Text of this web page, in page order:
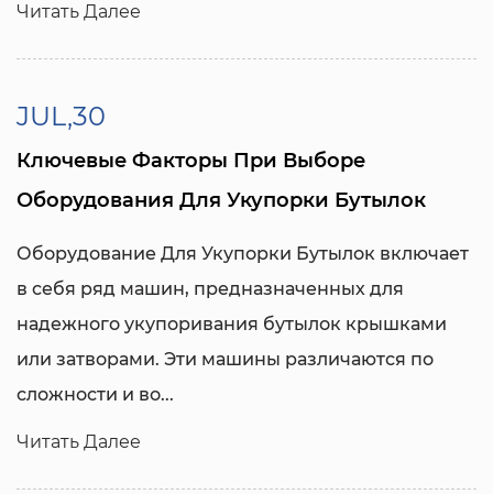
Читать Далее
JUL,30
Ключевые Факторы При Выборе
Оборудования Для Укупорки Бутылок
Оборудование Для Укупорки Бутылок включает
в себя ряд машин, предназначенных для
надежного укупоривания бутылок крышками
или затворами. Эти машины различаются по
сложности и во...
Читать Далее